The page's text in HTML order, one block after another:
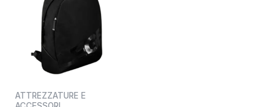
ATTREZZATURE E